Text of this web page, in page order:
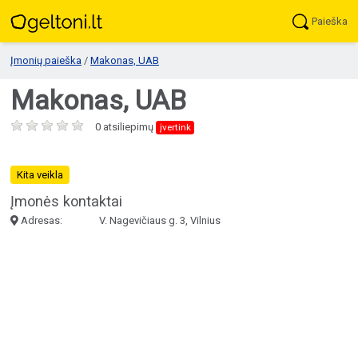
Paieška
Įmonių paieška / Makonas, UAB
Makonas, UAB
0 atsiliepimų įvertink
Kita veikla
Įmonės kontaktai
Adresas: V. Nagevičiaus g. 3, Vilnius